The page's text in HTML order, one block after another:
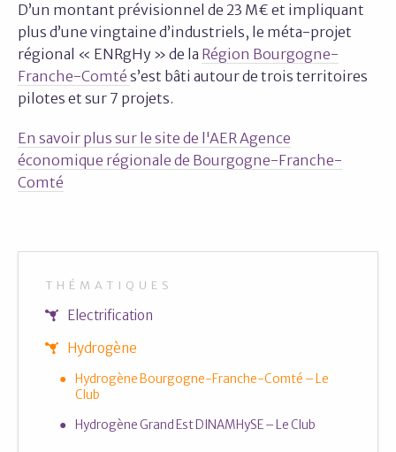
D’un montant prévisionnel de 23 M€ et impliquant
plus d’une vingtaine d’industriels, le méta-projet
régional « ENRgHy » de la Région Bourgogne-
Franche-Comté s’est bâti autour de trois territoires
pilotes et sur 7 projets.
En savoir plus sur le site de l'AER Agence
économique régionale de Bourgogne-Franche-
Comté
THÉMATIQUES
Electrification
Hydrogène
Hydrogène Bourgogne-Franche-Comté – Le
Club
Hydrogène Grand Est DINAMHySE – Le Club